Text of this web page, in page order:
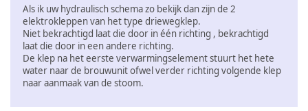
Als ik uw hydraulisch schema zo bekijk dan zijn de 2
elektrokleppen van het type driewegklep.
Niet bekrachtigd laat die door in één richting , bekrachtigd
laat die door in een andere richting.
De klep na het eerste verwarmingselement stuurt het hete
water naar de brouwunit ofwel verder richting volgende klep
naar aanmaak van de stoom.